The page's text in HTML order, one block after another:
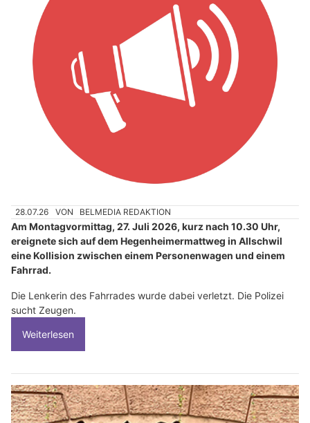
28.07.26 VON BELMEDIA REDAKTION
Am Montagvormittag, 27. Juli 2026, kurz nach 10.30 Uhr,
ereignete sich auf dem Hegenheimermattweg in Allschwil
eine Kollision zwischen einem Personenwagen und einem
Fahrrad.
Die Lenkerin des Fahrrades wurde dabei verletzt. Die Polizei
sucht Zeugen.
Weiterlesen